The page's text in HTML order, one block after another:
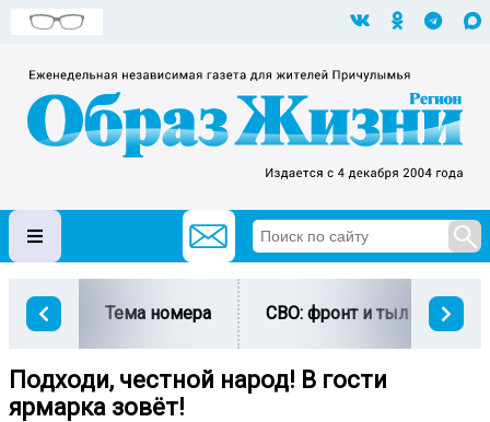
Тема номера СВО: фронт и тыл
Подходи, честной народ! В гости
ярмарка зовёт!